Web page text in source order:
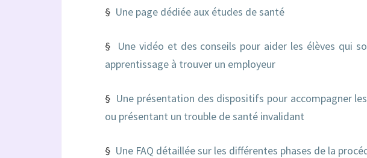
§ Une page dédiée aux études de santé
§ Une vidéo et des conseils pour aider les élèves qui
apprentissage à trouver un employeur
§ Une présentation des dispositifs pour accompagner
ou présentant un trouble de santé invalidant
§ Une FAQ détaillée sur les différentes phases de la